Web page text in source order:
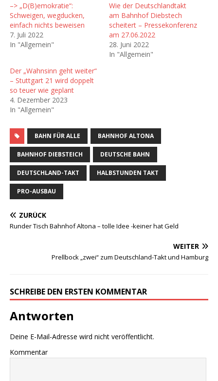
–> „D(B)emokratie“:
Schweigen, wegducken,
einfach nichts beweisen
7. Juli 2022
In "Allgemein"
Wie der Deutschlandtakt
am Bahnhof Diebstech
scheitert – Pressekonferenz
am 27.06.2022
28. Juni 2022
In "Allgemein"
Der „Wahnsinn geht weiter“
– Stuttgart 21 wird doppelt
so teuer wie geplant
4. Dezember 2023
In "Allgemein"
BAHN FÜR ALLE BAHNHOF ALTONA
BAHNHOF DIEBSTEICH DEUTSCHE BAHN
DEUTSCHLAND-TAKT HALBSTUNDEN TAKT
PRO-AUSBAU
ZURÜCK
Runder Tisch Bahnhof Altona – tolle Idee -keiner hat Geld
WEITER
Prellbock „zwei“ zum Deutschland-Takt und Hamburg
SCHREIBE DEN ERSTEN KOMMENTAR
Antworten
Deine E-Mail-Adresse wird nicht veröffentlicht.
Kommentar